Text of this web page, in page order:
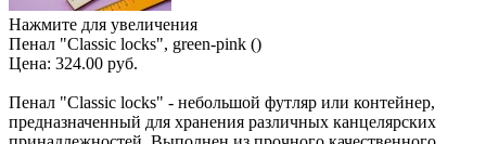
Нажмите для увеличения
Пенал "Classic locks", green-pink ()
Цена: 324.00 руб.
Пенал "Classic locks" - небольшой футляр или контейнер,
предназначенный для хранения различных канцелярских